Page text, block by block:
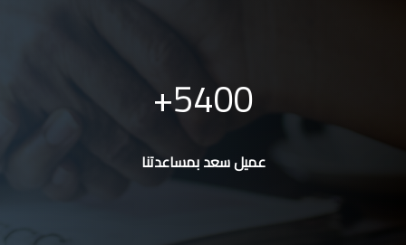
5400
عميل سعد بمساعدتنا